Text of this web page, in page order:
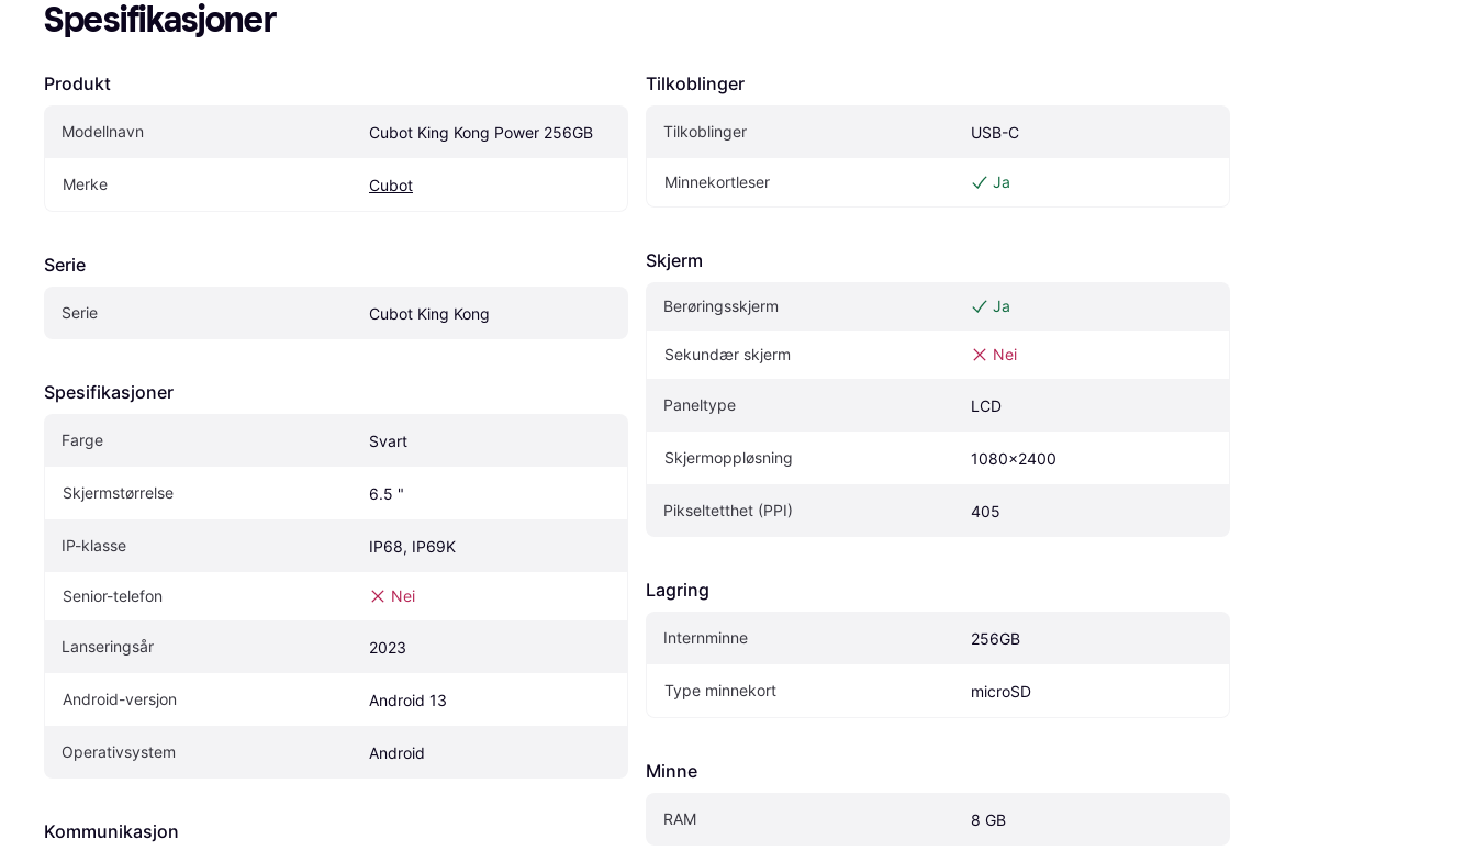
Spesifikasjoner
Produkt
Modellnavn Cubot King Kong Power 256GB
Merke Cubot
Serie
Serie Cubot King Kong
Spesifikasjoner
Farge Svart
Skjermstørrelse 6.5 "
IP-klasse IP68, IP69K
Senior-telefon Nei
Lanseringsår 2023
Android-versjon Android 13
Operativsystem Android
Kommunikasjon
Tilkoblinger
Tilkoblinger USB-C
Minnekortleser Ja
Skjerm
Berøringsskjerm Ja
Sekundær skjerm Nei
Paneltype LCD
Skjermoppløsning 1080x2400
Pikseltetthet (PPI) 405
Lagring
Internminne 256GB
Type minnekort microSD
Minne
RAM 8 GB